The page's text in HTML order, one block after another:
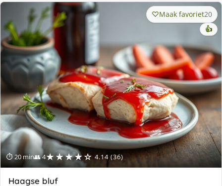
⏱ 20 min👥 4★★★★☆ 4.14 (36)
Maak favoriet20
👍
Haagse bluf